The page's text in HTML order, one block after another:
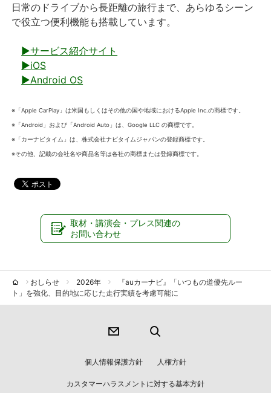
日常のドライブから長距離の旅行まで、あらゆるシーン
で役立つ便利機能も搭載しています。
▶サービス紹介サイト
▶iOS
▶Android OS
※「Apple CarPlay」は米国もしくはその他の国や地域におけるApple Inc.の商標です。
※「Android」および「Android Auto」は、Google LLC の商標です。
※「カーナビタイム」は、株式会社ナビタイムジャパンの登録商標です。
※その他、記載の会社名や商品名等は各社の商標または登録商標です。
取材・講演会・プレス関連の
お問い合わせ
おしらせ 2026年
『auカーナビ』「いつもの道優先ルー
ト」を強化、目的地に応じた走行実績を考慮可能に
個人情報保護方針 人権方針
カスタマーハラスメントに対する基本方針